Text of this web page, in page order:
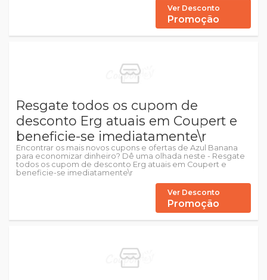
Ver Desconto
Promoção
Resgate todos os cupom de
desconto Erg atuais em Coupert e
beneficie-se imediatamente\r
Encontrar os mais novos cupons e ofertas de Azul Banana
para economizar dinheiro? Dê uma olhada neste - Resgate
todos os cupom de desconto Erg atuais em Coupert e
beneficie-se imediatamente\r
Ver Desconto
Promoção